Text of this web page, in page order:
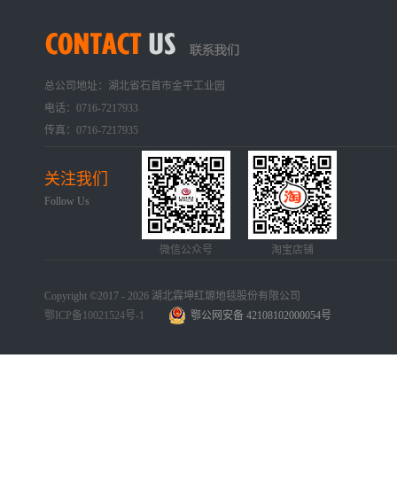
Copyright ©2017 - 2026 湖北霖坤红塬地毯股份有限公司
鄂ICP备10021524号-1
总公司地址：湖北省石首市金平工业园
电话：0716-7217933
传真：0716-7217935
鄂公网安备 42108102000054号
关注我们
Follow Us
微信公众号 淘宝店铺